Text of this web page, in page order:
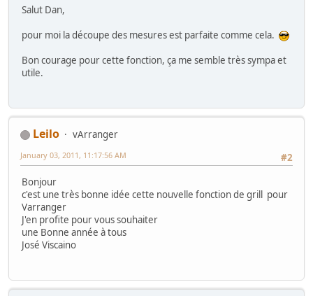
Salut Dan,
pour moi la découpe des mesures est parfaite comme cela.
Bon courage pour cette fonction, ça me semble très sympa et
utile.
Leilo
vArranger
#2
January 03, 2011, 11:17:56 AM
Bonjour
c'est une très bonne idée cette nouvelle fonction de grill pour
Varranger
J'en profite pour vous souhaiter
une Bonne année à tous
José Viscaino